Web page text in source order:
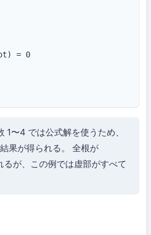
= 0
1〜4 では公式解を使うため、
果が得られる。 全根が
るが、この例では虚部がすべて